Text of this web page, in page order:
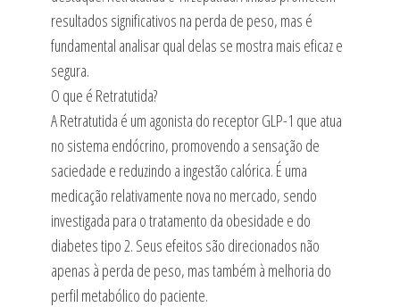
resultados significativos na perda de peso, mas é
fundamental analisar qual delas se mostra mais eficaz e
segura.
O que é Retratutida?
A Retratutida é um agonista do receptor GLP-1 que atua
no sistema endócrino, promovendo a sensação de
saciedade e reduzindo a ingestão calórica. É uma
medicação relativamente nova no mercado, sendo
investigada para o tratamento da obesidade e do
diabetes tipo 2. Seus efeitos são direcionados não
apenas à perda de peso, mas também à melhoria do
perfil metabólico do paciente.